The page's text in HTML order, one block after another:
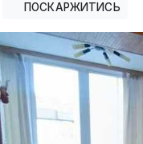
ПОСКАРЖИТИСЬ